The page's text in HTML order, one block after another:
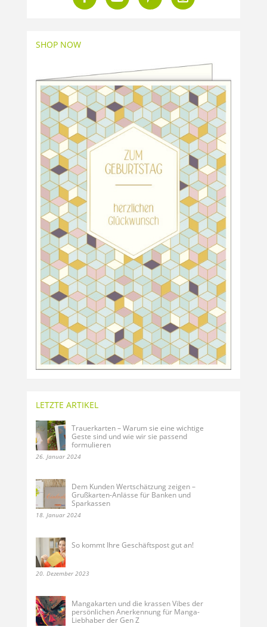
SHOP NOW
LETZTE ARTIKEL
Trauerkarten – Warum sie eine wichtige
Geste sind und wie wir sie passend
formulieren
26. Januar 2024
Dem Kunden Wertschätzung zeigen –
Grußkarten-Anlässe für Banken und
Sparkassen
18. Januar 2024
So kommt Ihre Geschäftspost gut an!
20. Dezember 2023
Mangakarten und die krassen Vibes der
persönlichen Anerkennung für Manga-
Liebhaber der Gen Z